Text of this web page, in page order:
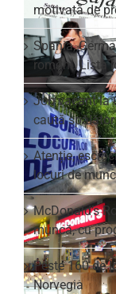
motivată de
Spania,
români. Lista
Job vacant la
caută
Atenție,
locuri de
McDonald’s
muncă, cu
Peste 160 de
Norvegia